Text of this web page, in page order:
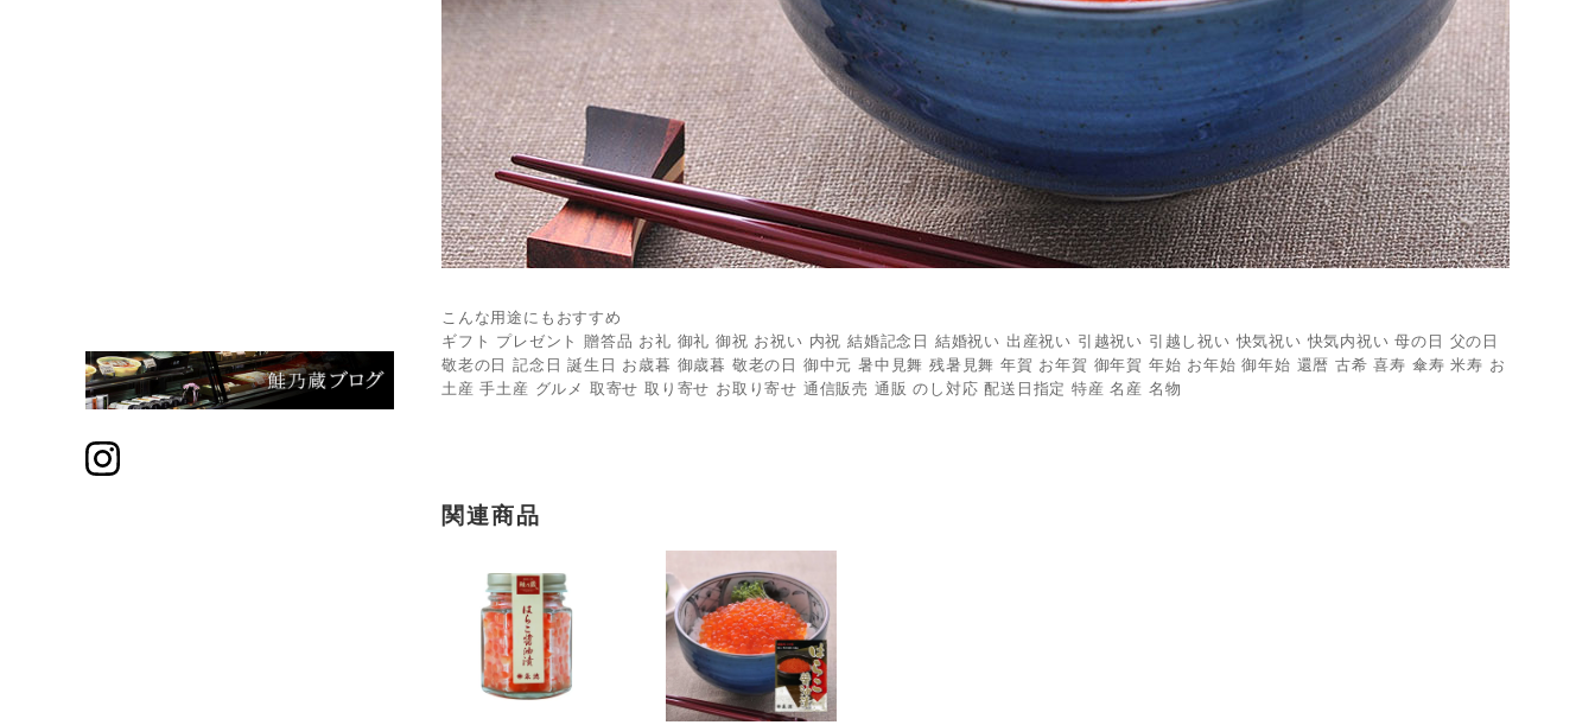
こんな用途にもおすすめ
ギフト プレゼント 贈答品 お礼 御礼 御祝 お祝い 内祝 結婚記念日 結婚祝い 出産祝い 引越祝い 引越し祝い 快気祝い 快気内祝い 母の日 父の日
敬老の日 記念日 誕生日 お歳暮 御歳暮 敬老の日 御中元 暑中見舞 残暑見舞 年賀 お年賀 御年賀 年始 お年始 御年始 還暦 古希 喜寿 傘寿 米寿 お
土産 手土産 グルメ 取寄せ 取り寄せ お取り寄せ 通信販売 通販 のし対応 配送日指定 特産 名産 名物
関連商品